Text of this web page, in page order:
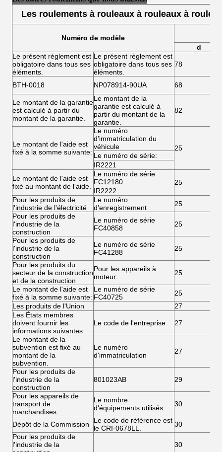
Les roulements à rouleaux à rouleaux à
Numéro de modèle
d
Le présent règlement est
obligatoire dans tous ses
éléments.
Le présent règlement est
obligatoire dans tous ses
éléments.
78
BTH-0018 NP078914-90UA 68
Le montant de la garantie
est calculé à partir du
montant de la garantie.
Le montant de la
garantie est calculé à
partir du montant de la
garantie.
82
Le montant de l'aide est
fixé à la somme suivante:
Le numéro
d'immatriculation du
véhicule
25
Le numéro de série:
IR2221
Le montant de l'aide est
fixé au montant de l'aide.
Le numéro de série
FC12180
25
IR2222
Pour les produits de
l'industrie de l'électricité
Le numéro
d'enregistrement
25
Pour les produits de
l'industrie de la
construction
Le numéro de série
FC40858
25
Pour les produits de
l'industrie de la
construction
Le numéro de série
FC41288
25
Pour les produits du
secteur de la construction
et de la construction
Pour les appareils à
moteur:
25
Le montant de l'aide est
fixé à la somme suivante:
Le numéro de série
FC40725
25
Les produits de l'Union
27
Les États membres
doivent fournir les
informations suivantes:
Le code de l'entreprise 27
Le montant de la
subvention est fixé au
montant de la
subvention.
Le numéro
d'immatriculation
27
Pour les produits de
l'industrie de la
construction
801023AB 29
Pour les appareils de
transport de
marchandises
Le nombre
d'équipements utilisés
30
Dépôt de la Commission
Le code de référence est
le CRI-0678LL.
30
Pour les produits de
l'industrie de la
30